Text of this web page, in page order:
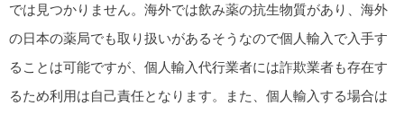
では見つかりません。海外では飲み薬の抗生物質があり、海外
の日本の薬局でも取り扱いがあるそうなので個人輸入で入手す
ることは可能ですが、個人輸入代行業者には詐欺業者も存在す
るため利用は自己責任となります。また、個人輸入する場合は